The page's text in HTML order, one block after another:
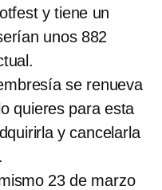
y tiene un
unos 882
se renueva
quieres para esta
y cancelarla
23 de marzo